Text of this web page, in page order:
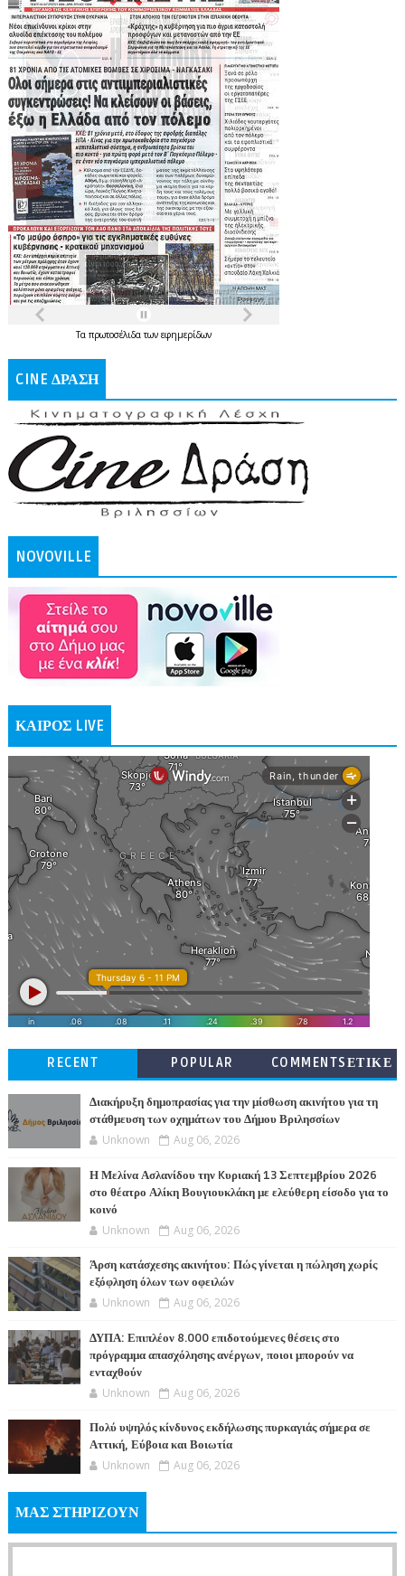
Τα πρωτοσέλιδατων εφημερίδων
CINE ΔΡΑΣΗ
NOVOVILLE
ΚΑΙΡΟΣ LIVE
RECENT POPULAR
COMMENTSΕΤΙΚΕ
Διακήρυξη δημοπρασίας για την μίσθωση ακινήτου για τη
στάθμευση των οχημάτων του Δήμου Βριλησσίων
Unknown Aug 06, 2026
Η Μελίνα Ασλανίδου την Kυριακή 13 Σεπτεμβρίου 2026
στο θέατρο Αλίκη Βουγιουκλάκη με ελεύθερη είσοδο για το
κοινό
Unknown Aug 06, 2026
Άρση κατάσχεσης ακινήτου: Πώς γίνεται η πώληση χωρίς
εξόφληση όλων των οφειλών
Unknown Aug 06, 2026
ΔΥΠΑ: Επιπλέον 8.000 επιδοτούμενες θέσεις στο
πρόγραμμα απασχόλησης ανέργων, ποιοι μπορούν να
ενταχθούν
Unknown Aug 06, 2026
Πολύ υψηλός κίνδυνος εκδήλωσης πυρκαγιάς σήμερα σε
Αττική, Εύβοια και Βοιωτία
Unknown Aug 06, 2026
ΜΑΣ ΣΤΗΡΙΖΟΥΝ